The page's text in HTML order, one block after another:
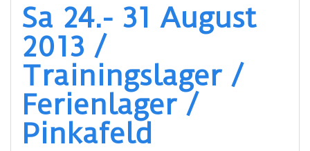
Sa 24.- 31 August
2013 /
Trainingslager /
Ferienlager /
Pinkafeld